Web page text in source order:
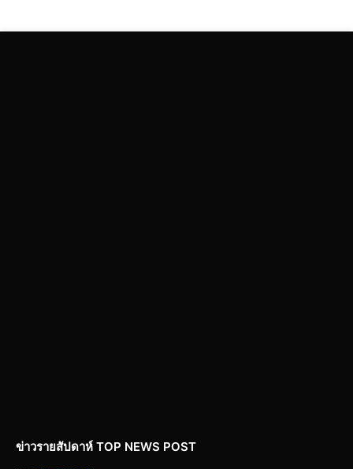
ข่าวรายสัปดาห์ TOP NEWS POST